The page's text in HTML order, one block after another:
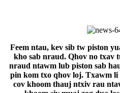
Feem ntau, kev sib tw piston
kho sab nraud. Qhov no txav
nraud ntawm lub piston sab
pin kom txo qhov loj. Txawm li
cov khoom thauj ntxiv rau